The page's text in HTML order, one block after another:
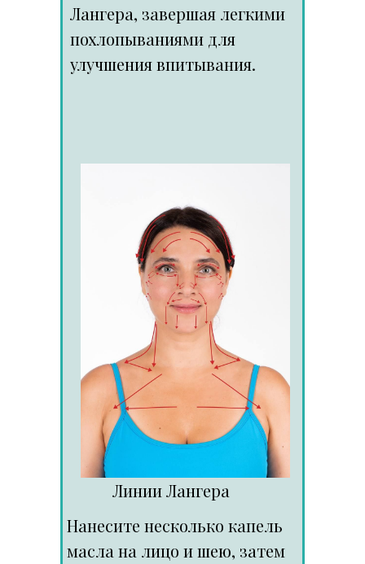
Лангера, завершая легкими
похлопываниями для
улучшения впитывания.
Линии Лангера
Нанесите несколько капель
масла на лицо и шею, затем